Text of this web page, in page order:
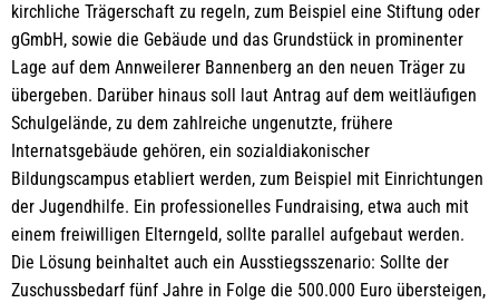
kirchliche Trägerschaft zu regeln, zum Beispiel eine Stiftung oder
gGmbH, sowie die Gebäude und das Grundstück in prominenter
Lage auf dem Annweilerer Bannenberg an den neuen Träger zu
übergeben. Darüber hinaus soll laut Antrag auf dem weitläufigen
Schulgelände, zu dem zahlreiche ungenutzte, frühere
Internatsgebäude gehören, ein sozialdiakonischer
Bildungscampus etabliert werden, zum Beispiel mit Einrichtungen
der Jugendhilfe. Ein professionelles Fundraising, etwa auch mit
einem freiwilligen Elterngeld, sollte parallel aufgebaut werden.
Die Lösung beinhaltet auch ein Ausstiegsszenario: Sollte der
Zuschussbedarf fünf Jahre in Folge die 500.000 Euro übersteigen,